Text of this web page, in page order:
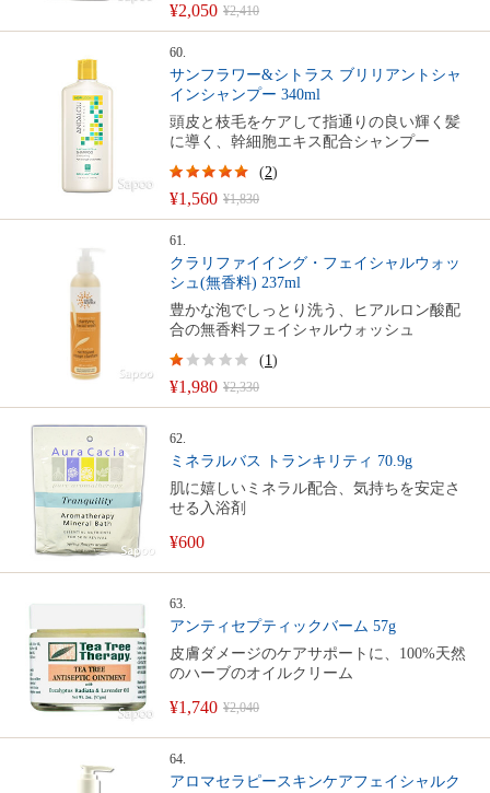
¥2,050 ¥2,410
60.
サンフラワー&シトラス ブリリアントシャ
インシャンプー 340ml
頭皮と枝毛をケアして指通りの良い輝く髪
に導く、幹細胞エキス配合シャンプー
¥1,560 ¥1,830
(2)
61.
クラリファイイング・フェイシャルウォッ
シュ(無香料) 237ml
豊かな泡でしっとり洗う、ヒアルロン酸配
合の無香料フェイシャルウォッシュ
¥1,980 ¥2,330
(1)
62.
ミネラルバス トランキリティ 70.9g
肌に嬉しいミネラル配合、気持ちを安定さ
せる入浴剤
¥600
63.
アンティセプティックバーム 57g
皮膚ダメージのケアサポートに、100%天然
のハーブのオイルクリーム
¥1,740 ¥2,040
64.
アロマセラピースキンケアフェイシャルク